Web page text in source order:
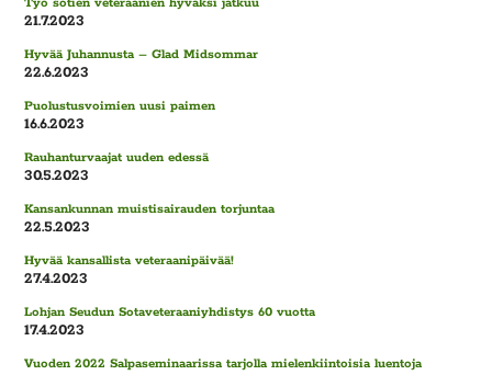
21.7.2023
Hyvää Juhannusta – Glad Midsommar
22.6.2023
Puolustusvoimien uusi paimen
16.6.2023
Rauhanturvaajat uuden edessä
30.5.2023
Kansankunnan muistisairauden torjuntaa
22.5.2023
Hyvää kansallista veteraanipäivää!
27.4.2023
Lohjan Seudun Sotaveteraaniyhdistys 60 vuotta
17.4.2023
Vuoden 2022 Salpaseminaarissa tarjolla mielenkiintoisia luentoja